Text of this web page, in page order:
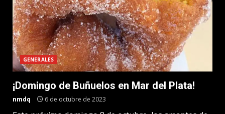
GENERALES
¡Domingo de Buñuelos en Mar del Plata!
nmdq 6 de octubre de 2023